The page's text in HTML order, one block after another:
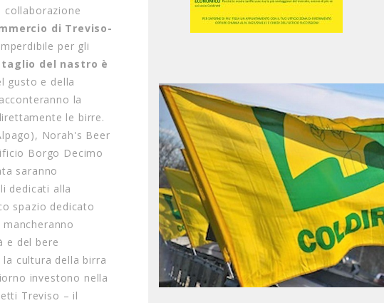
collaborazione
di Treviso-
per gli
taglio del nastro è
gusto e della
la
le birre.
Norah's Beer
Borgo Decimo
saranno
dedicati alla
spazio dedicato
e del bere
cultura della birra
investono nella
Treviso – il